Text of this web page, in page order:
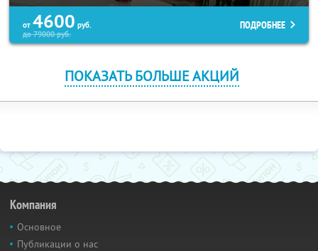
от 4600 руб.
до79000руб.
ПОДРОБНЕЕ
ПОКАЗАТЬ БОЛЬШЕ АКЦИЙ
Компания
Основное
Публикации о нас